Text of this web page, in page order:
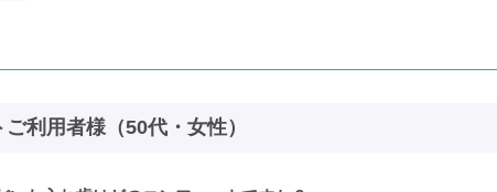
ご利用者様（50代・女性）